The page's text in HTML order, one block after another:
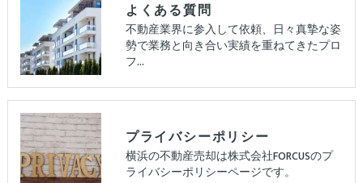
よくある質問
不動産業界に参入して依頼、日々真摯な姿
勢で業務と向き合い実績を重ねてきたプロ
フ…
プライバシーポリシー
横浜の不動産売却は株式会社FORCUSのプ
ライバシーポリシーページです。